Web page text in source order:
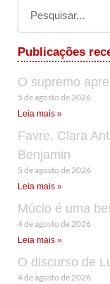
Publicações
O supremo
5 de agosto de 2026
Leia mais »
Favre, Clara
Benjamin
5 de agosto de 2026
Leia mais »
Múcio é uma
4 de agosto de 2026
Leia mais »
O discurso de
4 de agosto de 2026